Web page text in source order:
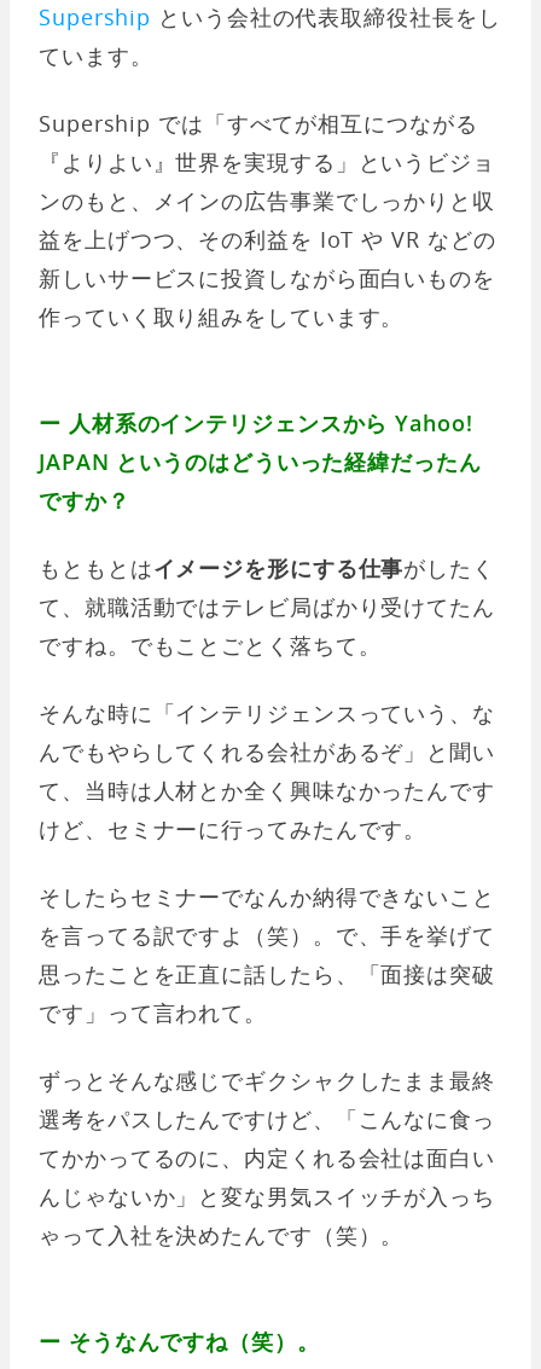
Supership という会社の代表取締役社長をし
ています。
Supership では「すべてが相互につながる
『よりよい』世界を実現する」というビジョ
ンのもと、メインの広告事業でしっかりと収
益を上げつつ、その利益を IoT や VR などの
新しいサービスに投資しながら面白いものを
作っていく取り組みをしています。
ー 人材系のインテリジェンスから Yahoo!
JAPAN というのはどういった経緯だったん
ですか？
もともとはイメージを形にする仕事がしたく
て、就職活動ではテレビ局ばかり受けてたん
ですね。でもことごとく落ちて。
そんな時に「インテリジェンスっていう、な
んでもやらしてくれる会社があるぞ」と聞い
て、当時は人材とか全く興味なかったんです
けど、セミナーに行ってみたんです。
そしたらセミナーでなんか納得できないこと
を言ってる訳ですよ（笑）。で、手を挙げて
思ったことを正直に話したら、「面接は突破
です」って言われて。
ずっとそんな感じでギクシャクしたまま最終
選考をパスしたんですけど、「こんなに食っ
てかかってるのに、内定くれる会社は面白い
んじゃないか」と変な男気スイッチが入っち
ゃって入社を決めたんです（笑）。
ー そうなんですね（笑）。